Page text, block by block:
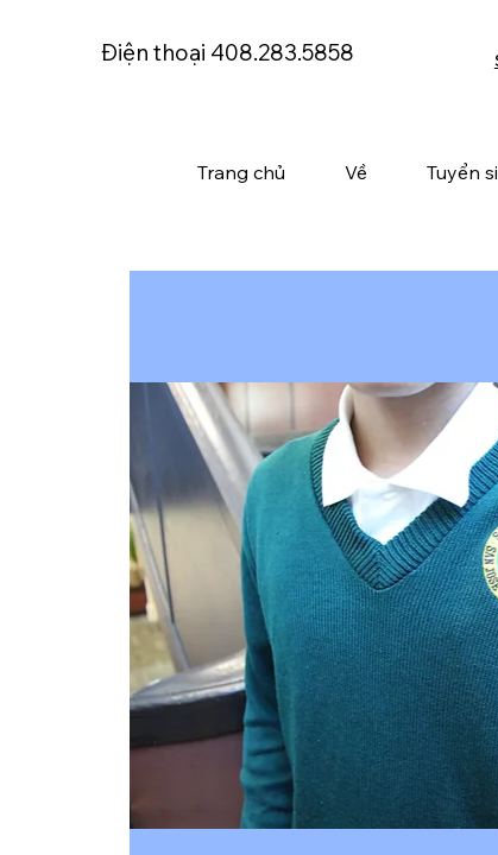
Điện thoại 408.283.5858
Trang chủ Về Tuyển